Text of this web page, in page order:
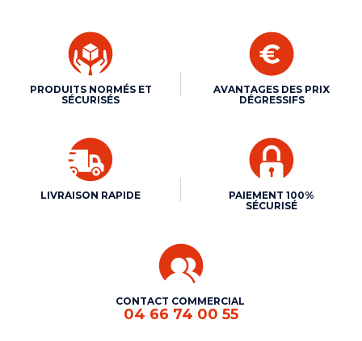
PRODUITS NORMÉS ET
SÉCURISÉS
AVANTAGES DES PRIX
DÉGRESSIFS
LIVRAISON RAPIDE
PAIEMENT 100%
SÉCURISÉ
CONTACT COMMERCIAL
04 66 74 00 55